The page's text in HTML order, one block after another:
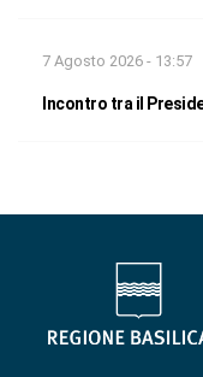
7 Agosto 2026 - 13:57
Incontro tra il